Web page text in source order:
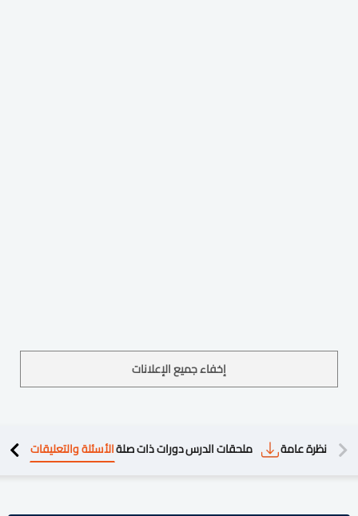
إخفاء جميع الإعلانات
نظرة عامة ملحقات الدرسدورات ذات صلةالأسئلة والتعليقات